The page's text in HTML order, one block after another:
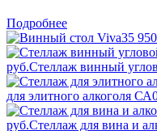
Подробнее
35
руб.Стеллаж винный
для элитного алкоголя
руб.Стеллаж для вина и